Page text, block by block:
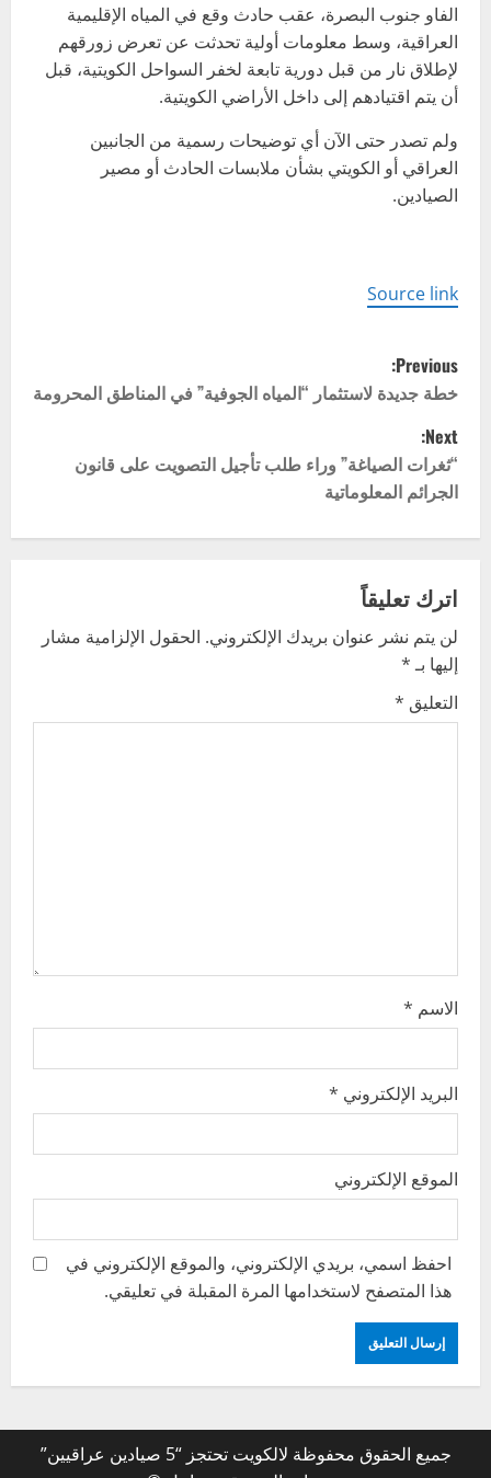
الفاو جنوب البصرة، عقب حادث وقع في المياه الإقليمية
العراقية، وسط معلومات أولية تحدثت عن تعرض زورقهم
لإطلاق نار من قبل دورية تابعة لخفر السواحل الكويتية، قبل
أن يتم اقتيادهم إلى داخل الأراضي الكويتية.
ولم تصدر حتى الآن أي توضيحات رسمية من الجانبين
العراقي أو الكويتي بشأن ملابسات الحادث أو مصير
الصيادين.
Source link
P
o
s
t
n
a
v
i
g
Previous:
خطة جديدة لاستثمار “المياه الجوفية” في المناطق المحرومة
Next:
“ثغرات الصياغة” وراء طلب تأجيل التصويت على قانون
الجرائم المعلوماتية
اترك تعليقاً
لن يتم نشر عنوان بريدك الإلكتروني. الحقول الإلزامية مشار
إليها بـ*
التعليق *
الاسم *
البريد الإلكتروني *
الموقع الإلكتروني
احفظ اسمي، بريدي الإلكتروني، والموقع الإلكتروني في
هذا المتصفح لاستخدامها المرة المقبلة في تعليقي.
جميع الحقوق محفوظة لالكويت تحتجز “5 صيادين عراقيين”